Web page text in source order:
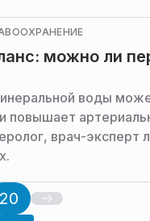
Саба.
можно ли
воды
повышает
врач-эксперт
20